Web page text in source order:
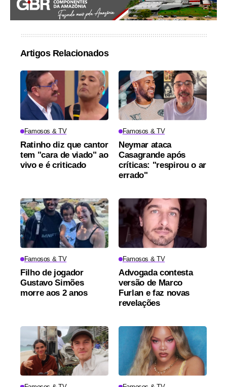
Artigos Relacionados
Famosos & TV
Ratinho diz que cantor
tem "cara de viado" ao
vivo e é criticado
Famosos & TV
Neymar ataca
Casagrande após
críticas: "respirou o ar
errado"
Famosos & TV
Filho de jogador
Gustavo Simões
morre aos 2 anos
Famosos & TV
Advogada contesta
versão de Marco
Furlan e faz novas
revelações